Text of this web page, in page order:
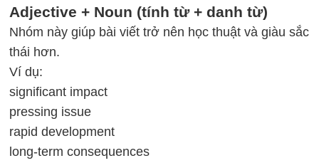
Adjective + Noun (tính từ + danh từ)
Nhóm này giúp bài viết trở nên học thuật và giàu sắc
thái hơn.
Ví dụ:
significant impact
pressing issue
rapid development
long-term consequences